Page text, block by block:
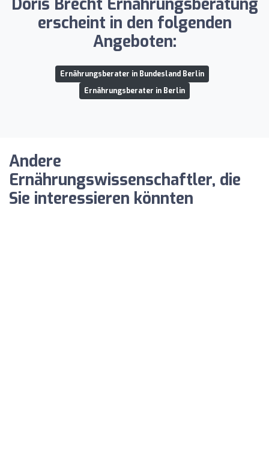
Doris Brecht Ernährungsberatung
erscheint in den folgenden
Angeboten:
Ernährungsberater in Bundesland Berlin
Ernährungsberater in Berlin
Andere
Ernährungswissenschaftler, die
Sie interessieren könnten